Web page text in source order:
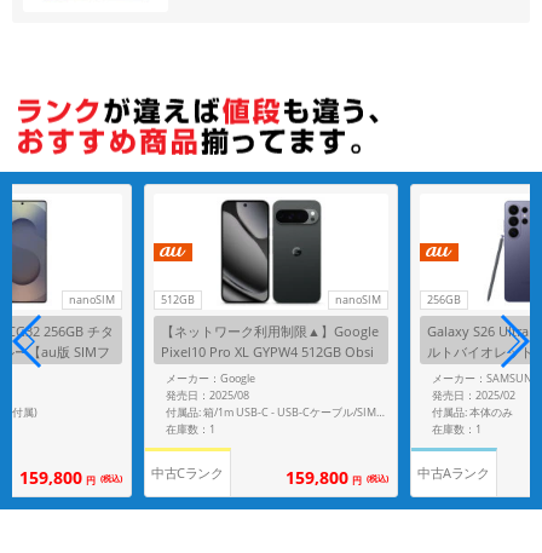
nanoSIM
256GB チタ
ー【au版 SIMフ
付属)
159,800 円 (税込)
512GB nanoSIM
【ネットワーク利用制限▲】Google
Pixel10 Pro XL GYPW4 512GB Obsi
dian【au版SIMフリー】
メーカー：Google
発売日：2025/08
付属品: 箱/1m USB-C - USB-Cケーブル/SIM取り出しツール/マニュアル
在庫数：1
中古Cランク 159,800 円 (税込)
256GB
Galaxy S26 Ultra
ルトバイオレット
ー】
メーカー：SAMSUNG
発売日：2025/02
付属品: 本体のみ
在庫数：1
中古Aランク